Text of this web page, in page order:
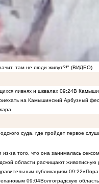
там не люди живут?!" (ВИДЕО)
ливнях и шквалах 09:24В
на Камышинский Арбузный
суда, где пройдет первое
за того, что она занималась
области расчищают
публикациям 09:22«Пора
09:04Волгоградскую